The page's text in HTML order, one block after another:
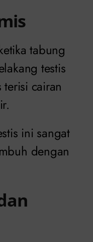
tabung
testis
cairan
ini sangat
dengan